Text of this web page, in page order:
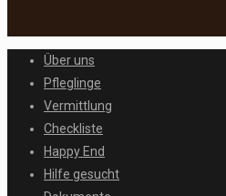
Über uns
Pfleglinge
Vermittlung
Checkliste
Happy End
Hilfe gesucht